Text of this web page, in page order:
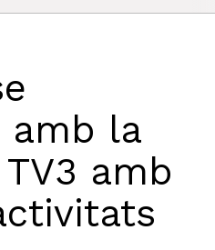
amb la
amb